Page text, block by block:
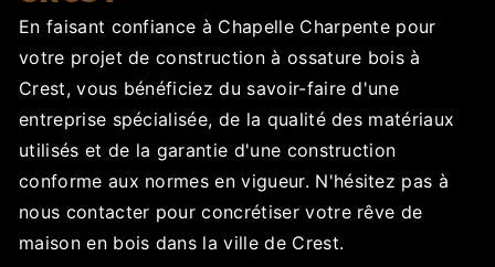
En faisant confiance à Chapelle Charpente pour
votre projet de construction à ossature bois à
Crest, vous bénéficiez du savoir-faire d'une
entreprise spécialisée, de la qualité des matériaux
utilisés et de la garantie d'une construction
conforme aux normes en vigueur. N'hésitez pas à
nous contacter pour concrétiser votre rêve de
maison en bois dans la ville de Crest.